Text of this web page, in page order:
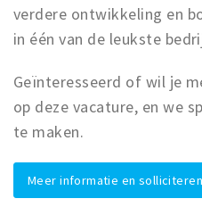
Recreation
Shops
Deals
Parking
Sign in
verdere ontwikkeling en
in één van de leukste
Geïnteresseerd of wil je
op deze vacature, en we
te maken.
Meer informatie en solliciteren